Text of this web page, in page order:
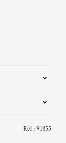
Réf : 91355